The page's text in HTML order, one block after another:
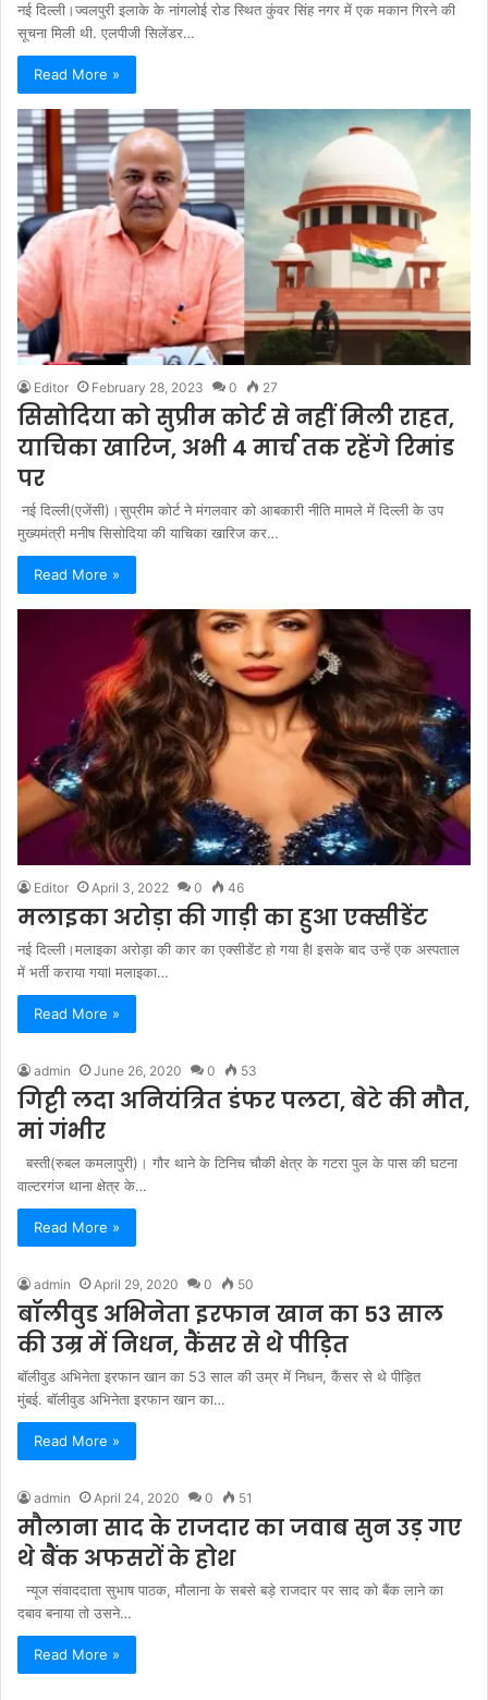
नई दिल्ली।ज्वलपुरी इलाके के नांगलोई रोड स्थित कुंवर सिंह नगर में एक मकान गिरने की
सूचना मिली थी. एलपीजी सिलेंडर…
Read More »
Editor February 28, 2023 0 27
सिसोदिया को सुप्रीम कोर्ट से नहीं मिली राहत,
याचिका खारिज, अभी 4 मार्च तक रहेंगे रिमांड
पर
नई दिल्ली(एजेंसी)।सुप्रीम कोर्ट ने मंगलवार को आबकारी नीति मामले में दिल्ली के उप
मुख्यमंत्री मनीष सिसोदिया की याचिका खारिज कर…
Read More »
Editor April 3, 2022 0 46
मलाइका अरोड़ा की गाड़ी का हुआ एक्सीडेंट
नई दिल्ली।मलाइका अरोड़ा की कार का एक्सीडेंट हो गया हैl इसके बाद उन्हें एक अस्पताल
में भर्ती कराया गयाl मलाइका…
Read More »
admin June 26, 2020 0 53
गिट्टी लदा अनियंत्रित डंफर पलटा, बेटे की मौत,
मां गंभीर
बस्ती(रुबल कमलापुरी)। गौर थाने के टिनिच चौकी क्षेत्र के गटरा पुल के पास की घटना
वाल्टरगंज थाना क्षेत्र के…
Read More »
admin April 29, 2020 0 50
बॉलीवुड अभिनेता इरफान खान का 53 साल
की उम्र में निधन, कैंसर से थे पीड़ित
बॉलीवुड अभिनेता इरफान खान का 53 साल की उम्र में निधन, कैंसर से थे पीड़ित
मुंबई. बॉलीवुड अभिनेता इरफान खान का…
Read More »
admin April 24, 2020 0 51
मौलाना साद के राजदार का जवाब सुन उड़ गए
थे बैंक अफसरों के होश
न्यूज संवाददाता सुभाष पाठक, मौलाना के सबसे बड़े राजदार पर साद को बैंक लाने का
दबाव बनाया तो उसने…
Read More »